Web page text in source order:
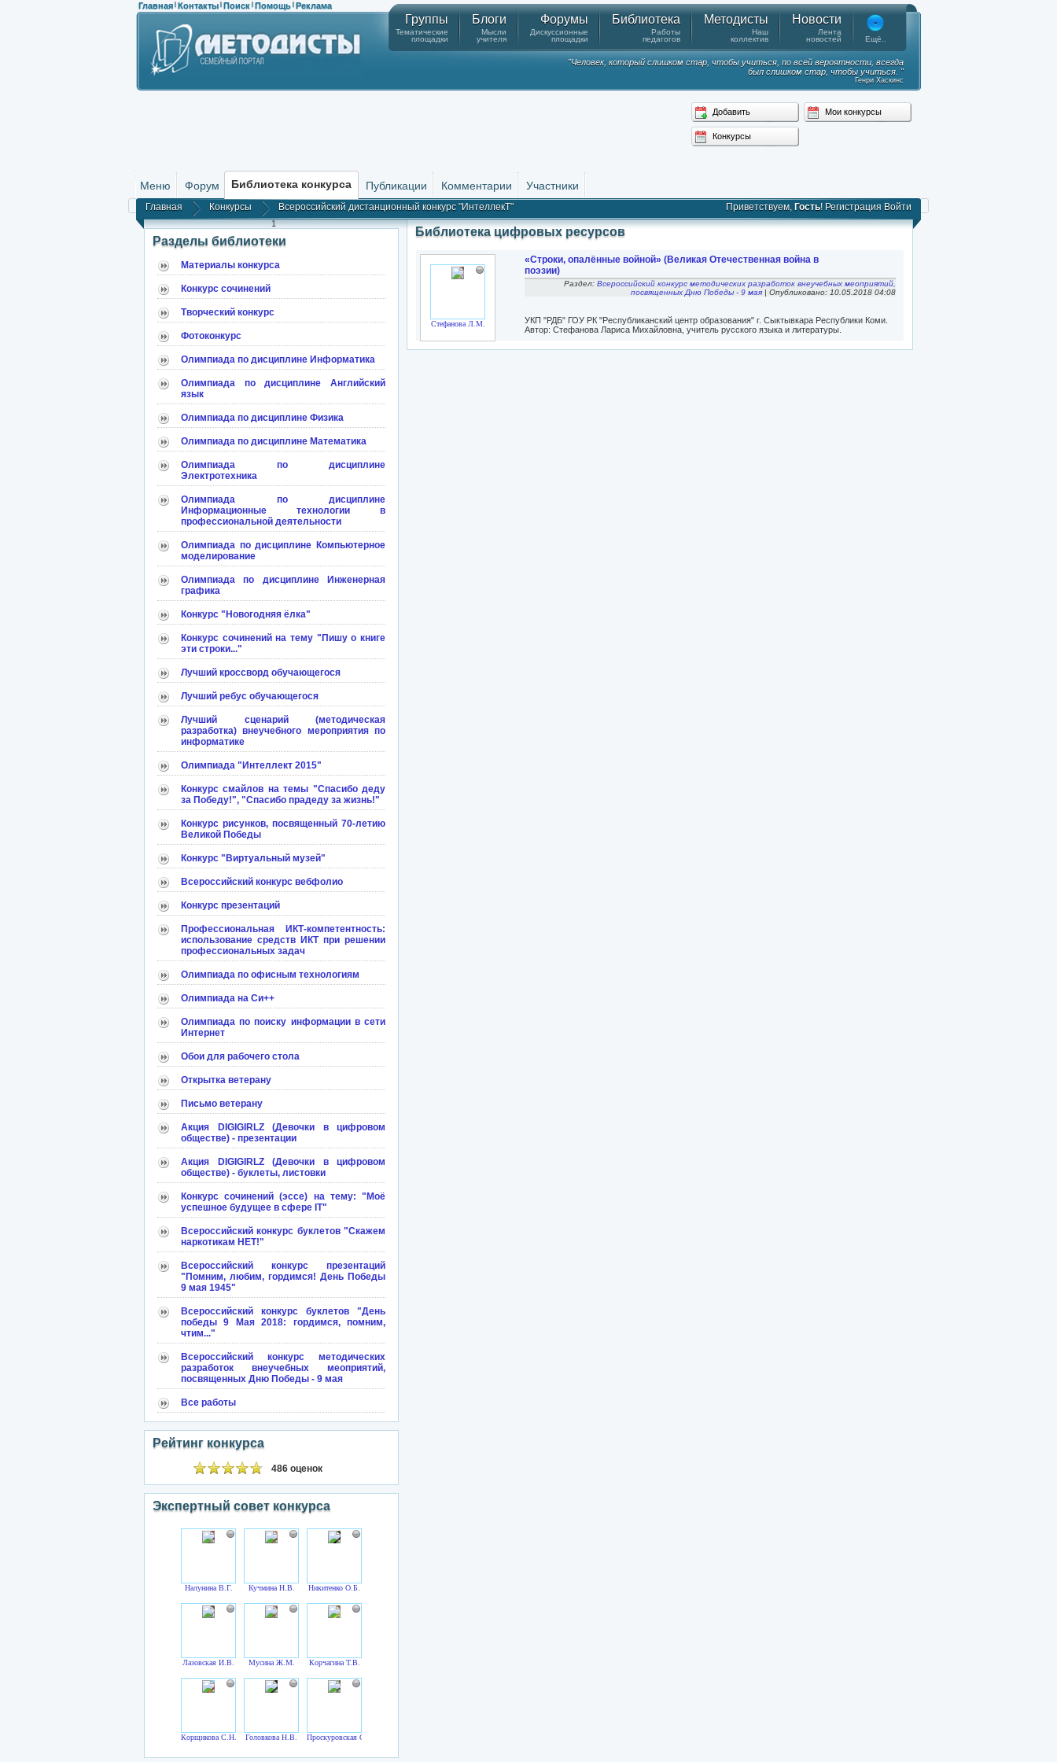
Главная | Контакты | Поиск | Помощь | Реклама
Группы
Тематические
площадки
Блоги
Мысли
учителя
Форумы
Дискуссионные
площадки
Библиотека
Работы
педагогов
Методисты
Наш
коллектив
Новости
Лента
новостей
Ещё..
"Человек, который слишком стар, чтобы учиться, по всей вероятности, всегда
был слишком стар, чтобы учиться. "
Генри Хаскинс
Добавить Мои конкурсы
Конкурсы
Меню Форум Библиотека конкурса Публикации Комментарии Участники
Главная Конкурсы Всероссийский дистанционный конкурс "ИнтеллекТ" Приветствуем, Гость! Регистрация Войти
1
Разделы библиотеки
Материалы конкурса
Конкурс сочинений
Творческий конкурс
Фотоконкурс
Олимпиада по дисциплине Информатика
Олимпиада по дисциплине Английский
язык
Олимпиада по дисциплине Физика
Олимпиада по дисциплине Математика
Олимпиада по дисциплине
Электротехника
Олимпиада по дисциплине
Информационные технологии в
профессиональной деятельности
Олимпиада по дисциплине Компьютерное
моделирование
Олимпиада по дисциплине Инженерная
графика
Конкурс "Новогодняя ёлка"
Конкурс сочинений на тему "Пишу о книге
эти строки..."
Лучший кроссворд обучающегося
Лучший ребус обучающегося
Лучший сценарий (методическая
разработка) внеучебного мероприятия по
информатике
Олимпиада "Интеллект 2015"
Конкурс смайлов на темы "Спасибо деду
за Победу!", "Спасибо прадеду за жизнь!"
Конкурс рисунков, посвященный 70-летию
Великой Победы
Конкурс "Виртуальный музей"
Всероссийский конкурс вебфолио
Конкурс презентаций
Профессиональная ИКТ-компетентность:
использование средств ИКТ при решении
профессиональных задач
Олимпиада по офисным технологиям
Олимпиада на Си++
Олимпиада по поиску информации в сети
Интернет
Обои для рабочего стола
Открытка ветерану
Письмо ветерану
Акция DIGIGIRLZ (Девочки в цифровом
обществе) - презентации
Акция DIGIGIRLZ (Девочки в цифровом
обществе) - буклеты, листовки
Конкурс сочинений (эссе) на тему: "Моё
успешное будущее в сфере IT"
Всероссийский конкурс буклетов "Скажем
наркотикам НЕТ!"
Всероссийский конкурс презентаций
"Помним, любим, гордимся! День Победы
9 мая 1945"
Всероссийский конкурс буклетов "День
победы 9 Мая 2018: гордимся, помним,
чтим..."
Всероссийский конкурс методических
разработок внеучебных меоприятий,
посвященных Дню Победы - 9 мая
Все работы
Рейтинг конкурса
486 оценок
Экспертный совет конкурса
Налунина В.Г. Кучмина Н.В. Никитенко О.Б.
Лазовская И.В. Мусина Ж.М. Корчагина Т.В.
Корщикова С.Н. Головкова Н.В. Проскуровская О.Г.
Библиотека цифровых ресурсов
Стефанова Л.М.
«Строки, опалённые войной» (Великая Отечественная война в
поэзии)
Раздел: Всероссийский конкурс методических разработок внеучебных меоприятий,
посвященных Дню Победы - 9 мая | Опубликовано: 10.05.2018 04:08
УКП "РДБ" ГОУ РК "Республиканский центр образования" г. Сыктывкара Республики Коми.
Автор: Стефанова Лариса Михайловна, учитель русского языка и литературы.